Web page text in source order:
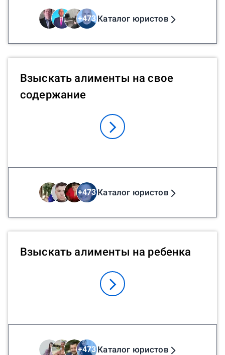
+473Каталог юристов
Взыскать алименты на свое
содержание
+473Каталог юристов
Взыскать алименты на ребенка
+473Каталог юристов